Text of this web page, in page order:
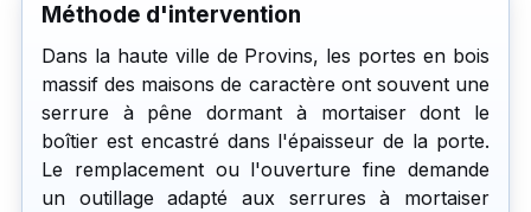
Méthode d'intervention
Dans la haute ville de Provins, les portes en bois
massif des maisons de caractère ont souvent une
serrure à pêne dormant à mortaiser dont le
boîtier est encastré dans l'épaisseur de la porte.
Le remplacement ou l'ouverture fine demande
un outillage adapté aux serrures à mortaiser